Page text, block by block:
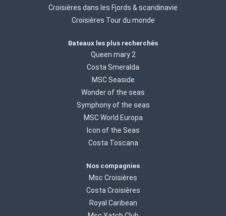
Croisières dans les Fjords & scandinavie
Croisières Tour du monde
Bateaux les plus recherchés
Queen mary 2
Costa Smeralda
MSC Seaside
Wonder of the seas
Symphony of the seas
MSC World Europa
Icon of the Seas
Costa Toscana
Nos compagnies
Msc Croisières
Costa Croisières
Royal Caribean